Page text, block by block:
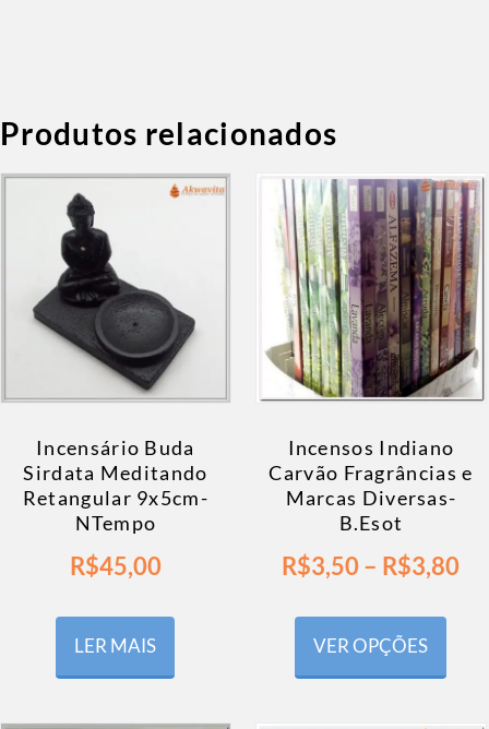
Produtos relacionados
Incensário Buda
Sirdata Meditando
Retangular 9x5cm-
NTempo
R$45,00
LER MAIS
Incensos Indiano
Carvão Fragrâncias e
Marcas Diversas-
B.Esot
R$3,50– R$3,80
VER OPÇÕES